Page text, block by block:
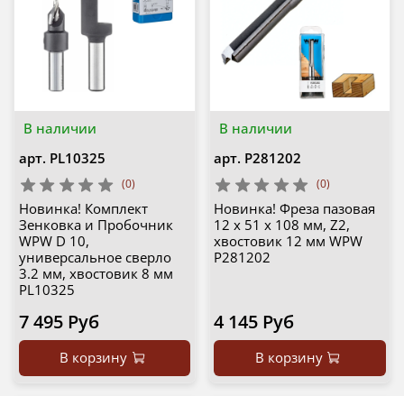
В наличии
арт. PL10325
(0)
Новинка! Комплект
Зенковка и Пробочник
WPW D 10,
универсальное сверло
3.2 мм, хвостовик 8 мм
PL10325
7 495 Руб
В корзину
В наличии
арт. P281202
(0)
Новинка! Фреза пазовая
12 х 51 х 108 мм, Z2,
хвостовик 12 мм WPW
P281202
4 145 Руб
В корзину